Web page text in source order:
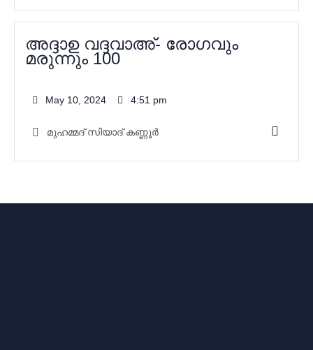
അദ്ദാഉ വദ്ദവാഅ്- രോഗവും
മരുന്നും 100
May 10, 2024 4:51 pm
മുഹമ്മദ്‌ സിയാദ് കണ്ണൂർ